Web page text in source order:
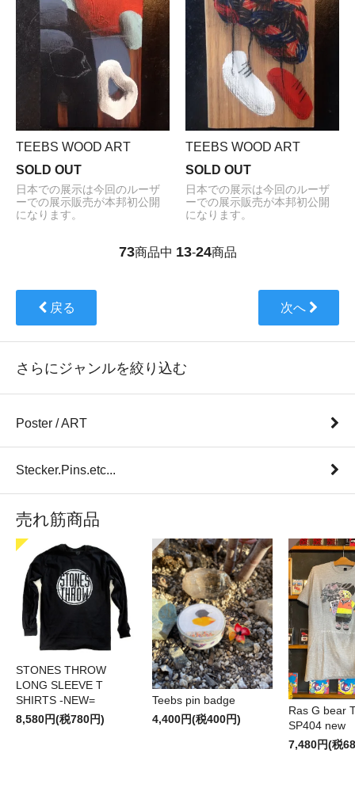
TEEBS WOOD ART
SOLD OUT
日本での展示は今回のルーザ
ーでの展示販売が本邦初公開
になります。
TEEBS WOOD ART
SOLD OUT
日本での展示は今回のルーザ
ーでの展示販売が本邦初公開
になります。
73商品中 13-24商品
戻る 次へ
さらにジャンルを絞り込む
Poster / ART
Stecker.Pins.etc...
売れ筋商品
STONES THROW
LONG SLEEVE T
SHIRTS -NEW=
8,580円(税780円)
Teebs pin badge
4,400円(税400円)
Ras G bear
SP404 new
7,480円(税